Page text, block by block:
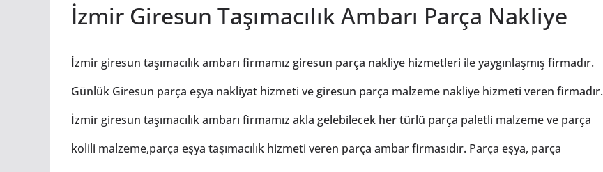
İzmir Giresun Taşımacılık Ambarı Parça Nakliye
İzmir giresun taşımacılık ambarı firmamız giresun parça nakliye hizmetleri ile yaygınlaşmış firmadır.
Günlük Giresun parça eşya nakliyat hizmeti ve giresun parça malzeme nakliye hizmeti veren firmadır.
İzmir giresun taşımacılık ambarı firmamız akla gelebilecek her türlü parça paletli malzeme ve parça
kolili malzeme,parça eşya taşımacılık hizmeti veren parça ambar firmasıdır. Parça eşya, parça